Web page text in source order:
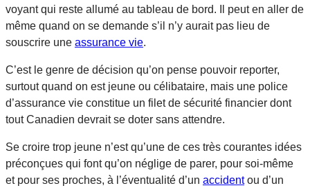
voyant qui reste allumé au tableau de bord. Il peut en aller de
même quand on se demande s’il n’y aurait pas lieu de
souscrire une assurance vie.
C’est le genre de décision qu’on pense pouvoir reporter,
surtout quand on est jeune ou célibataire, mais une police
d’assurance vie constitue un filet de sécurité financier dont
tout Canadien devrait se doter sans attendre.
Se croire trop jeune n’est qu’une de ces très courantes idées
préconçues qui font qu’on néglige de parer, pour soi-même
et pour ses proches, à l’éventualité d’un accidentou d’un